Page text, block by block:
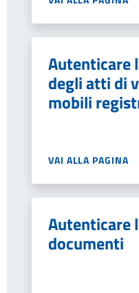
Autenticare
degli atti di
mobili
VAI ALLA PAGINA
Autenticare
documenti